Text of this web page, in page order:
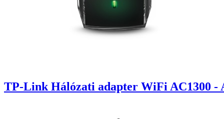
TP-Link Hálózati adapter WiFi AC1300 -